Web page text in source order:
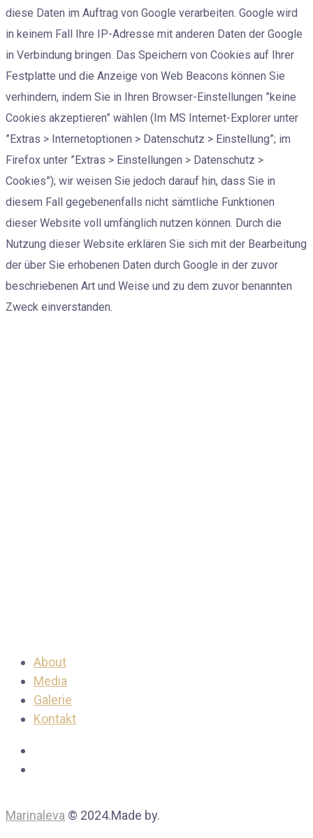
diese Daten im Auftrag von Google verarbeiten. Google wird
in keinem Fall Ihre IP-Adresse mit anderen Daten der Google
in Verbindung bringen. Das Speichern von Cookies auf Ihrer
Festplatte und die Anzeige von Web Beacons können Sie
verhindern, indem Sie in Ihren Browser-Einstellungen ”keine
Cookies akzeptieren” wählen (Im MS Internet-Explorer unter
”Extras > Internetoptionen > Datenschutz > Einstellung”; im
Firefox unter ”Extras > Einstellungen > Datenschutz >
Cookies”); wir weisen Sie jedoch darauf hin, dass Sie in
diesem Fall gegebenenfalls nicht sämtliche Funktionen
dieser Website voll umfänglich nutzen können. Durch die
Nutzung dieser Website erklären Sie sich mit der Bearbeitung
der über Sie erhobenen Daten durch Google in der zuvor
beschriebenen Art und Weise und zu dem zuvor benannten
Zweck einverstanden.
About
Media
Galerie
Kontakt
Marinaleva © 2024.Made by.